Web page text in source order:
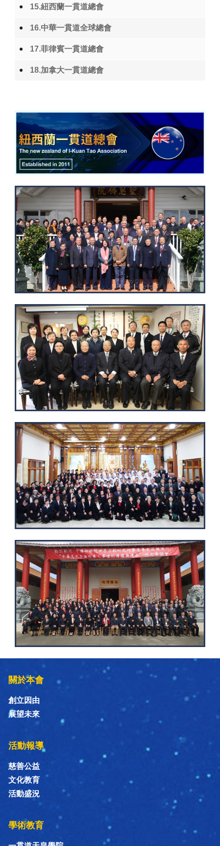
15.紐西蘭一貫道總會
16.中華一貫道全球總會
17.菲律賓一貫道總會
18.加拿大一貫道總會
關於本會
創立因由
展望未來
活動報導
慈善公益
文化教育
活動盛況
學術教育